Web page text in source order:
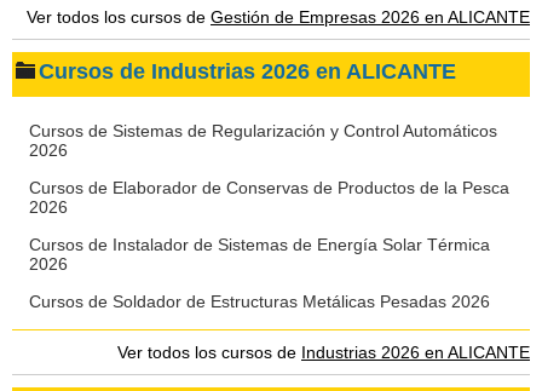
Ver todos los cursos de Gestión de Empresas 2026 en ALICANTE
Cursos de Industrias 2026 en ALICANTE
Cursos de Sistemas de Regularización y Control Automáticos
2026
Cursos de Elaborador de Conservas de Productos de la Pesca
2026
Cursos de Instalador de Sistemas de Energía Solar Térmica
2026
Cursos de Soldador de Estructuras Metálicas Pesadas 2026
Ver todos los cursos de Industrias 2026 en ALICANTE